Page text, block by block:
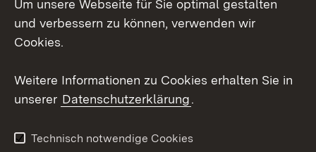
X / Twitter
Youtube
Kontakt
Datenschutz
Barrierefreiheit
Um unsere Webseite für Sie optimal gestalten
und verbessern zu können, verwenden wir
Cookies.
Weitere Informationen zu Cookies erhalten Sie in
unserer Datenschutzerklärung.
Technisch notwendige Cookies